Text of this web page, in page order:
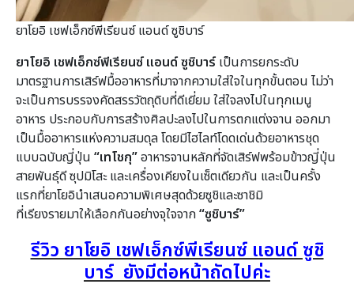
ยาโยอิ เชฟเอ็กซ์พีเรียนซ์ แอนด์ ซูชิบาร์
ยาโยอิ เชฟเอ็กซ์พีเรียนซ์ แอนด์ ซูชิบาร์ เป็นการยกระดับ
มาตรฐานการเสิร์ฟมื้ออาหารที่มาจากความใส่ใจในทุกขั้นตอน ไม่ว่า
จะเป็นการบรรจงคัดสรรวัตถุดิบที่ดีเยี่ยม ใส่ใจลงไปในทุกเมนู
อาหาร ประกอบกับการสร้างศิลปะลงไปในการตกแต่งจาน ออกมา
เป็นมื้ออาหารแห่งความสมดุล โดยมีไฮไลท์โดดเด่นด้วยอาหารชุด
แบบฉบับญี่ปุ่น “เทโชกุ”อาหารจานหลักที่จัดเสิร์ฟพร้อมข้าวญี่ปุ่น
สายพันธุ์ดี ซุปมิโสะ และเครื่องเคียงในเซ็ตเดียวกัน และเป็นครั้ง
แรกที่ยาโยอินำเสนอความพิเศษสุดด้วยซูชิและซาชิมิ
ที่เรียงรายมาให้เลือกกันอย่างจุใจจาก“ซูชิบาร์”
รีวิว ยาโยอิ เชฟเอ็กซ์พีเรียนซ์ แอนด์ ซูชิ
บาร์ ยังมีต่อหน้าถัดไปค่ะ